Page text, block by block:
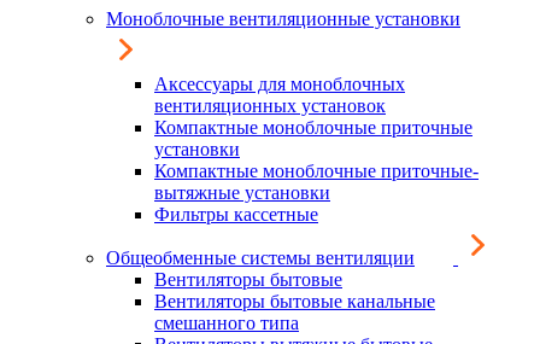
Моноблочные вентиляционные установки
Аксессуары для моноблочных
вентиляционных установок
Компактные моноблочные приточные
установки
Компактные моноблочные приточные-
вытяжные установки
Фильтры кассетные
Общеобменные системы вентиляции
Вентиляторы бытовые
Вентиляторы бытовые канальные
смешанного типа